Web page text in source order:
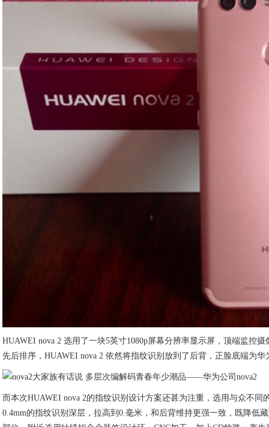
HUAWEI nova 2 选用了一块5英寸1080p屏幕分辨率显示屏，顶端监控
先后排序，HUAWEI nova 2 依然将指纹识别放到了后背，正脸底端为华
而本次HUAWEI nova 2的指纹识别设计方案还甚为注重，选用与众不同
0.4mm的指纹识别深层，拉高到0.毫米，和后背维持更强一致，既降低